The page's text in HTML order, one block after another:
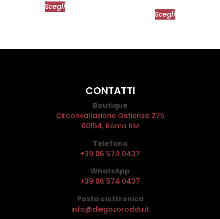
Scegli
Scegli
CONTATTI
Boutique
Circonvallazione Ostiense 275
00154, Roma RM
Telefono
+39 06 574 0437
WhatsApp
+39 06 574 0437
Posta elettronica
info@diegozoroddu.it